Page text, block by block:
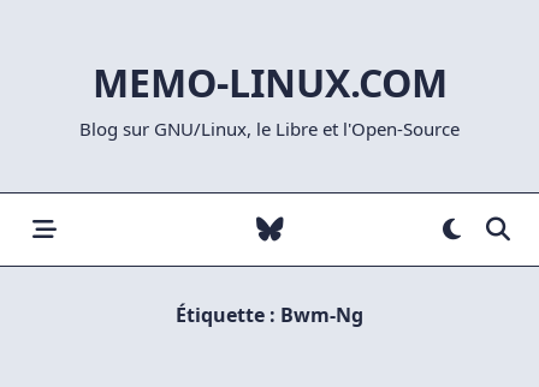
MEMO-LINUX.COM
Blog sur GNU/Linux, le Libre et l'Open-Source
Étiquette : Bwm-Ng